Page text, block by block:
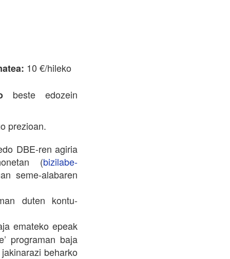
10 €/hileko
beste edozein
prezioan.
DBE-ren agiria
(bizilabe-
seme-alabaren
duten kontu-
emateko epeak
programan baja
beharko